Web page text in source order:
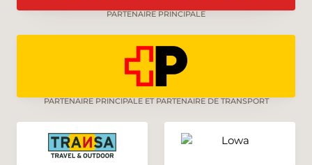
PARTENAIRE PRINCIPALE
PARTENAIRE PRINCIPALE ET PARTENAIRE DE TRANSPORT